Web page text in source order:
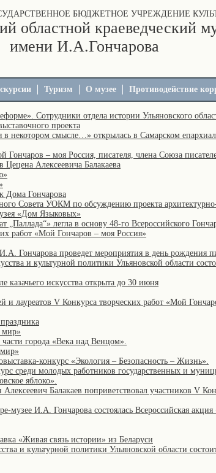
БЮДЖЕТНОЕ УЧРЕЖДЕНИЕ
областной краеведческий
имени И.А.Гончарова
Туризм О музее Противодействие
Сотрудники отдела истории Ульяновского
проекта
некотором смысле…» открылась в Самарском
– моя Россия, писателя, члена Союза
Алексеевича Балакаева
Дома Гончарова
Совета УОКМ по обсуждению проекта
«Дом Языковых»
„Паллада“» легла в основу 48-го Всероссийского
работ «Мой Гончаров – моя Россия»
Гончарова проведет мероприятия в день рождения
и культурной политики Ульяновской области
казачьего искусства открыта до 30 июня
и лауреатов V Конкурса творческих работ «Мой
мир»
города «Века над Венцом».
конкурс «Экология – Безопасность – Жизнь».
среди молодых работников государственных и
яблоко».
Балакаев поприветствовал участников V
музее И.А. Гончарова состоялась Всероссийская
«Живая связь истории» из Беларуси
и культурной политики Ульяновской области